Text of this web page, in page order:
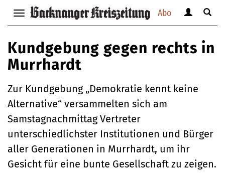
Abo
Navigation
anzeigen
verbergen
anzeigen
verbergen
Suche
Kundgebung gegen rechts in
Murrhardt
Zur Kundgebung „Demokratie kennt keine
Alternative“ versammelten sich am
Samstagnachmittag Vertreter
unterschiedlichster Institutionen und Bürger
aller Generationen in Murrhardt, um ihr
Gesicht für eine bunte Gesellschaft zu zeigen.